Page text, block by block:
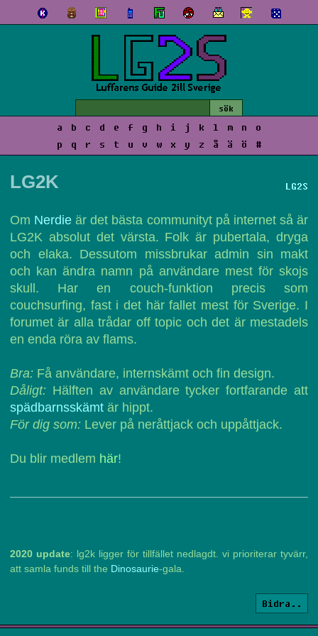
a b c d e f g h i j k l m n
o
p
q r s t u v w x y z å ä ö #
LG2S
LG2K
Om Nerdie är det bästa communityt på internet så är
LG2K absolut det värsta. Folk är pubertala, dryga
och elaka. Dessutom missbrukar admin sin makt
och kan ändra namn på användare mest för skojs
skull. Har en couch-funktion precis som
couchsurfing, fast i det här fallet mest för Sverige. I
forumet är alla trådar off topic och det är mestadels
en enda röra av flams.
Bra: Få användare, internskämt och fin design.
Dåligt: Hälften av användare tycker fortfarande att
spädbarnsskämt är hippt.
För dig som: Lever på neråttjack och uppåttjack.
Du blir medlem här!
2020 update: lg2k ligger för tillfället nedlagdt. vi prioriterar tyvärr,
att samla funds till the Dinosaurie-gala.
Bidra..